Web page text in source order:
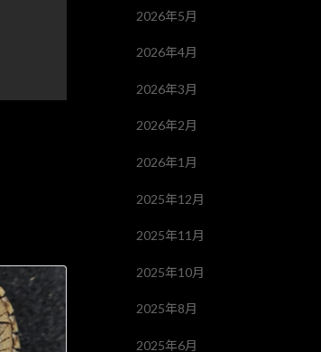
2026年5月
2026年4月
2026年3月
2026年2月
2026年1月
2025年12月
2025年11月
2025年10月
2025年8月
2025年6月